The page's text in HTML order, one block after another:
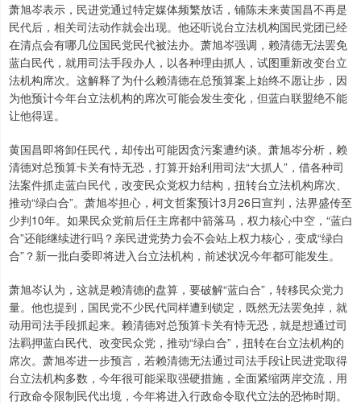
萧旭岑表示，民进党通过特定媒体频繁放话，铺陈未来黄国昌不再是
民代后，相关司法动作就会出现。他还听说台立法机构国民党团已经
在清点会有哪几位国民党民代被法办。萧旭岑强调，赖清德无法罢免
蓝白民代，就用司法手段办人，以各种理由抓人，试图重新改变台立
法机构席次。这解释了为什么赖清德在总预算案上始终不愿让步，因
为他预计今年台立法机构的席次可能会发生变化，但蓝白联盟绝不能
让他得逞。
黄国昌即将卸任民代，却传出可能因贪污案遭约谈。萧旭岑分析，赖
清德对总预算卡关有恃无恐，打算开始利用司法“大抓人”，借各种司
法案件抓走蓝白民代，改变民众党权力结构，扭转台立法机构席次、
推动“绿白合”。萧旭岑担心，柯文哲案预计3月26日宣判，法界盛传至
少判10年。如果民众党前后任主席都中箭落马，权力核心中空，“蓝白
合”还能继续进行吗？亲民进党势力会不会站上权力核心，变成“绿白
合”？新一批白委即将进入台立法机构，前述状况今年都可能发生。
萧旭岑认为，这就是赖清德的盘算，要破解“蓝白合”，转移民众党力
量。他也提到，国民党不少民代同样遭到锁定，既然无法罢免掉，就
动用司法手段抓起来。赖清德对总预算卡关有恃无恐，就是想通过司
法羁押蓝白民代、改变民众党，推动“绿白合”，扭转在台立法机构的
席次。萧旭岑进一步预言，若赖清德无法通过司法手段让民进党取得
台立法机构多数，今年很可能采取强硬措施，全面紧缩两岸交流，用
行政命令限制民代出境，今年将进入行政命令取代立法的恐怖时期。